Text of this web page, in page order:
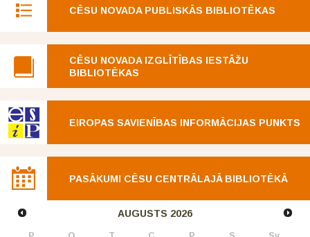
CĒSU NOVADA PUBLISKĀS BIBLIOTĒKAS
CĒSU NOVADA IZGLĪTĪBAS IESTĀŽU
BIBLIOTĒKAS
EIROPAS SAVIENĪBAS INFORMĀCIJAS PUNKTS
PASĀKUMI CĒSU CENTRĀLAJĀ BIBLIOTĒKĀ
AUGUSTS 2026